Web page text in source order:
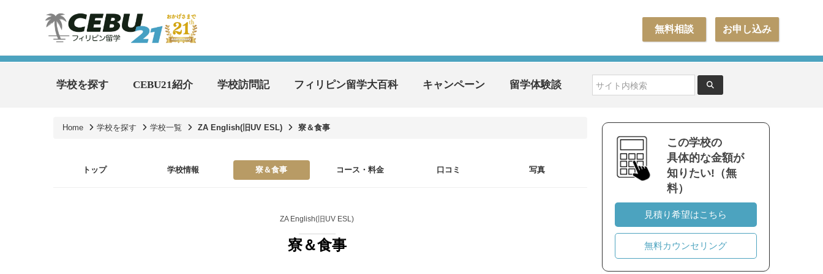
お申し込み
無料相談
学校を探す CEBU21紹介 学校訪問記 フィリピン留学大百科 キャンペーン 留学体験談
Home 学校を探す 学校一覧 ZA English(旧UV ESL) 寮＆食事
トップ 学校情報 寮＆食事 コース・料金 口コミ 写真
ZA English(旧UV ESL)
寮＆食事
この学校の
具体的な金額が
知りたい!（無
料）
見積り希望はこちら
無料カウンセリング